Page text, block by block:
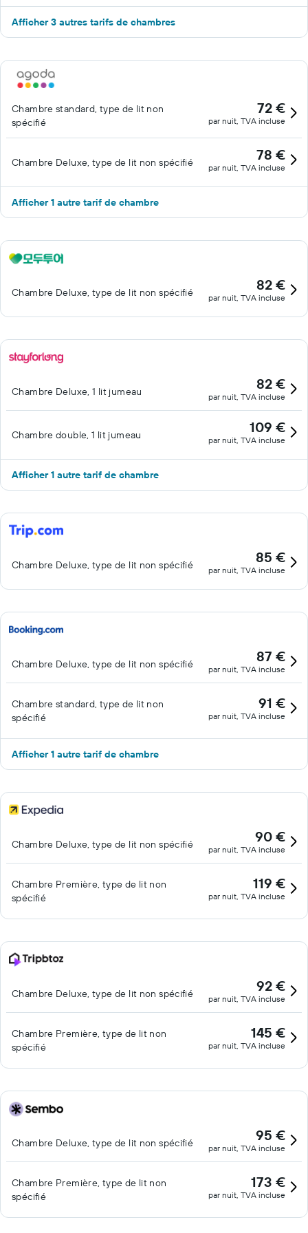
Afficher 3 autres tarifs de chambres
Chambre standard, type de lit non
spécifié
72 €
par nuit, TVA incluse
Chambre Deluxe, type de lit non spécifié 78 €
par nuit, TVA incluse
Afficher 1 autre tarif de chambre
Chambre Deluxe, type de lit non spécifié 82 €
par nuit, TVA incluse
Chambre Deluxe, 1 lit jumeau 82 €
par nuit, TVA incluse
Chambre double, 1 lit jumeau 109 €
par nuit, TVA incluse
Afficher 1 autre tarif de chambre
Chambre Deluxe, type de lit non spécifié 85 €
par nuit, TVA incluse
Chambre Deluxe, type de lit non spécifié 87 €
par nuit, TVA incluse
Chambre standard, type de lit non
spécifié
91 €
par nuit, TVA incluse
Afficher 1 autre tarif de chambre
Chambre Deluxe, type de lit non spécifié 90 €
par nuit, TVA incluse
Chambre Première, type de lit non
spécifié
119 €
par nuit, TVA incluse
Chambre Deluxe, type de lit non spécifié 92 €
par nuit, TVA incluse
Chambre Première, type de lit non
spécifié
145 €
par nuit, TVA incluse
Chambre Deluxe, type de lit non spécifié 95 €
par nuit, TVA incluse
Chambre Première, type de lit non
spécifié
173 €
par nuit, TVA incluse